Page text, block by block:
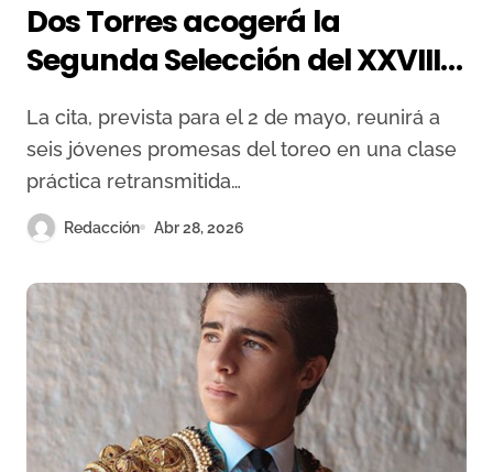
Dos Torres acogerá la
Segunda Selección del XXVIII
Ciclo de Becerradas de
Andalucía
La cita, prevista para el 2 de mayo, reunirá a
seis jóvenes promesas del toreo en una clase
práctica retransmitida…
Redacción Abr 28, 2026